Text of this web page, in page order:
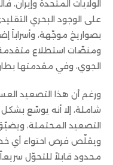
الولايات المتحدة
على الوجود البحري
بصواريخ موجّهة، وأسراباً
ومنصّات استطلاع
الجوي، وفي مقدمتها
ورغم أن هذا التصعيد
شاملة، إلا أنه يوسّع
التصعيد المحتملة،
ويقلّص فرص احتواء أي
محدود قابلاً للتحوّل